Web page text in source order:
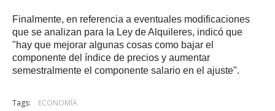
Finalmente, en referencia a eventuales modificaciones
que se analizan para la Ley de Alquileres, indicó que
"hay que mejorar algunas cosas como bajar el
componente del índice de precios y aumentar
semestralmente el componente salario en el ajuste".
Tags: ECONOMÍA